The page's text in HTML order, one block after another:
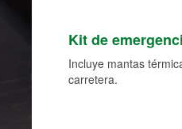
Kit de
Incluye mantas
carretera.